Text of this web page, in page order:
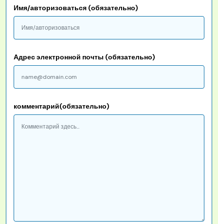
комментарий(обязательно)
Имя/авторизоваться (обязательно)
Адрес электронной почты (обязательно)